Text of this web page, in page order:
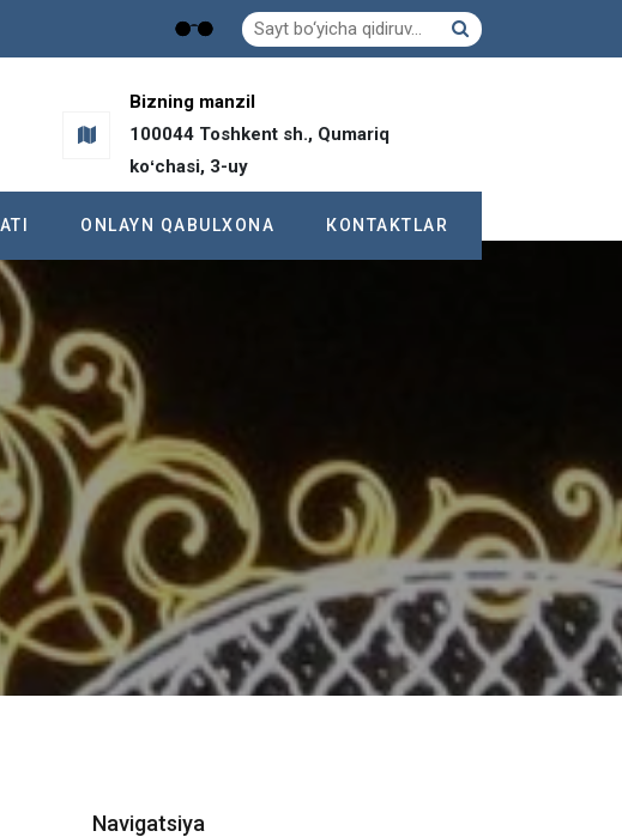
Bizning manzil
100044 Toshkent sh., Qumariq
koʻchasi, 3-uy
ОNLAYN QABULXONA КONTAKTLAR
Navigatsiya